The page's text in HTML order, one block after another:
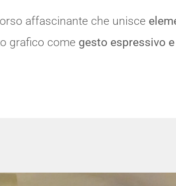
affascinante che unisce
grafico come gesto espressivo